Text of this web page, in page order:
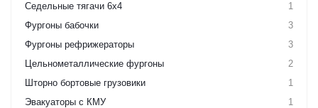
Седельные тягачи 6х4
1
Фургоны бабочки
3
Фургоны рефрижераторы
3
Цельнометаллические фургоны
2
Шторно бортовые грузовики
1
Эвакуаторы с КМУ
1